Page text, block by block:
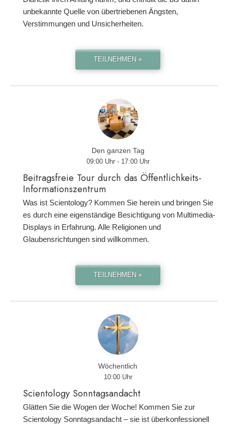
unbekannte Quelle von übertriebenen Ängsten,
Verstimmungen und Unsicherheiten.
TEILNEHMEN »
Den ganzen Tag
09:00 Uhr - 17:00 Uhr
Beitragsfreie Tour durch das Öffentlichkeits-
Informationszentrum
Was ist Scientology? Kommen Sie herein und bringen Sie
es durch eine eigenständige Besichtigung von Multimedia-
Displays in Erfahrung. Alle Religionen und
Glaubensrichtungen sind willkommen.
TEILNEHMEN »
Wöchentlich
10:00 Uhr
Scientology Sonntagsandacht
Glätten Sie die Wogen der Woche! Kommen Sie zur
Scientology Sonntagsandacht – sie ist überkonfessionell